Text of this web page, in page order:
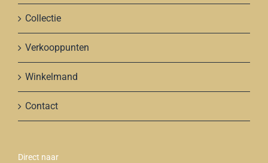
Collectie
Verkooppunten
Winkelmand
Contact
Direct naar